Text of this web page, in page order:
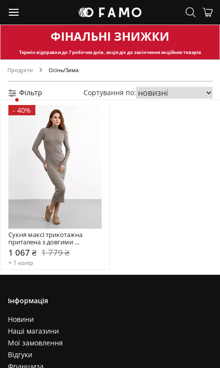
ФІНАЛЬНІ ЗНИЖКИ
Термін відправкидо 7 робочих днів, акція діє до закінчення акційних товарів
Продукти Осінь/Зима
Фільтр
Сортування по:
- 40%
Сукня максі трикотажна
приталена з довгими
рукавами PLA-231035
1 067 ₴ 1 779 ₴
+ 1 колір
Інформація
Новини
Наші магазини
Мої замовлення
Відгуки